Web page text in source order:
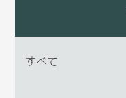
すべて